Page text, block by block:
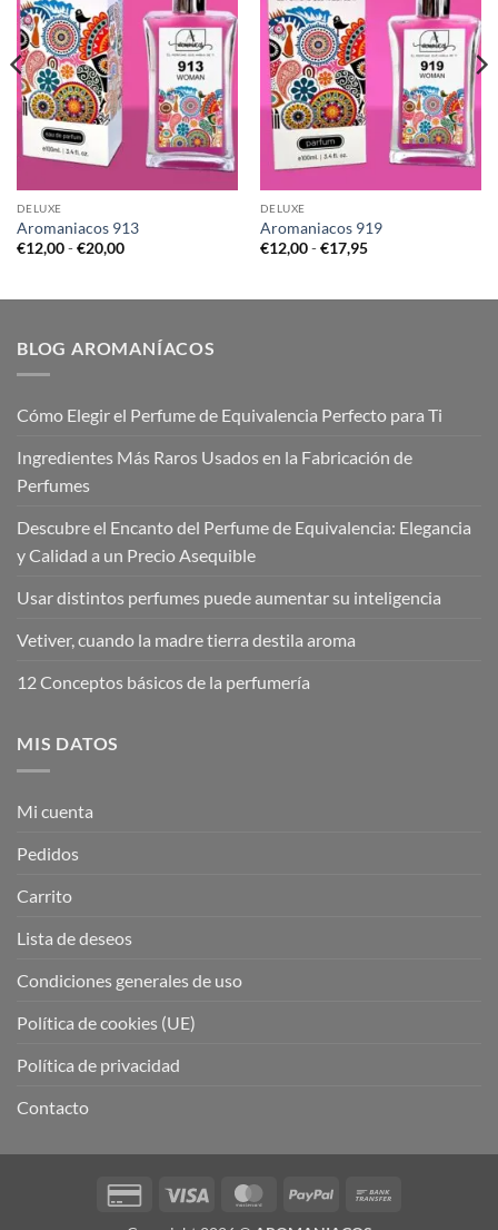
DELUXE
Aromaniacos 913
€12,00 - €20,00Rango
€12,00
DELUXE
Aromaniacos 919
€12,00 - €17,95Rango
€12,00
BLOG AROMANÍACOS
Cómo Elegir el Perfume de Equivalencia Perfecto para Ti
Ingredientes Más Raros Usados en la Fabricación de
Perfumes
Descubre el Encanto del Perfume de Equivalencia: Elegancia
y Calidad a un Precio Asequible
Usar distintos perfumes puede aumentar su inteligencia
Vetiver, cuando la madre tierra destila aroma
12 Conceptos básicos de la perfumería
MIS DATOS
Mi cuenta
Pedidos
Carrito
Lista de deseos
Condiciones generales de uso
Política de cookies (UE)
Política de privacidad
Contacto
Credit
Visa MasterCardPayPal